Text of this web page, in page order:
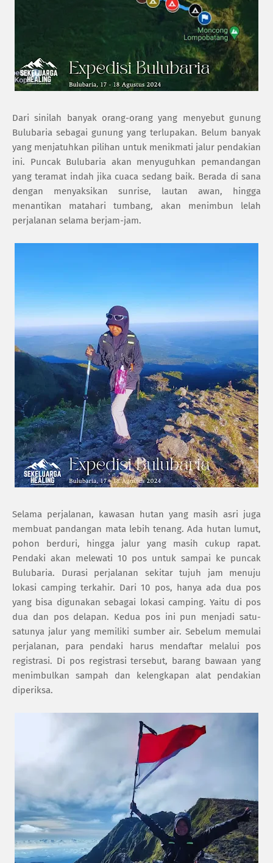
Dari sinilah banyak orang-orang yang menyebut gunung
Bulubaria sebagai gunung yang terlupakan. Belum banyak
yang menjatuhkan pilihan untuk menikmati jalur pendakian
ini. Puncak Bulubaria akan menyuguhkan pemandangan
yang teramat indah jika cuaca sedang baik. Berada di sana
dengan menyaksikan sunrise, lautan awan, hingga
menantikan matahari tumbang, akan menimbun lelah
perjalanan selama berjam-jam.
Selama perjalanan, kawasan hutan yang masih asri juga
membuat pandangan mata lebih tenang. Ada hutan lumut,
pohon berduri, hingga jalur yang masih cukup rapat.
Pendaki akan melewati 10 pos untuk sampai ke puncak
Bulubaria. Durasi perjalanan sekitar tujuh jam menuju
lokasi camping terkahir. Dari 10 pos, hanya ada dua pos
yang bisa digunakan sebagai lokasi camping. Yaitu di pos
dua dan pos delapan. Kedua pos ini pun menjadi satu-
satunya jalur yang memiliki sumber air. Sebelum memulai
perjalanan, para pendaki harus mendaftar melalui pos
registrasi. Di pos registrasi tersebut, barang bawaan yang
menimbulkan sampah dan kelengkapan alat pendakian
diperiksa.